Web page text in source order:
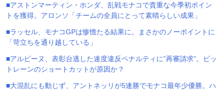
■アストンマーティン・ホンダ、乱戦モナコで貴重な今季初ポイン
トを獲得。アロンソ「チームの全員にとって素晴らしい成果」
■ラッセル、モナコGPは惨憺たる結果に。まさかのノーポイントに
「苛立ちを通り越している」
■アルピーヌ、表彰台逃した速度違反ペナルティに”再審請求”。ピッ
トレーンのショートカットが原因か？
■大混乱にも動じず、アントネッリが5連勝でモナコ最年少優勝。ハ